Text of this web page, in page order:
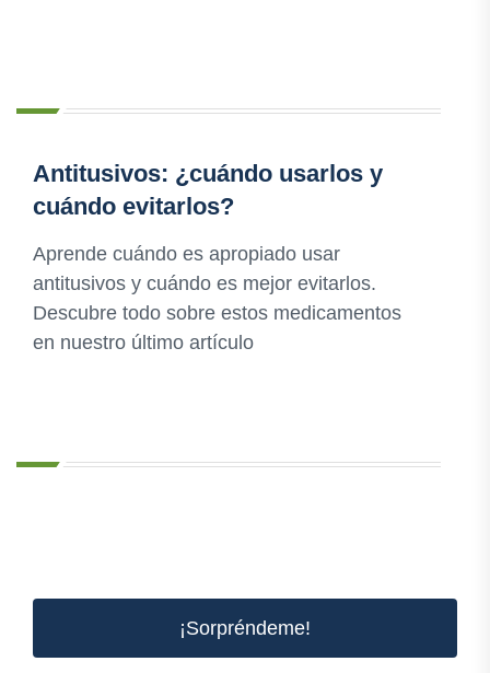
Antitusivos: ¿cuándo usarlos y
cuándo evitarlos?
Aprende cuándo es apropiado usar
antitusivos y cuándo es mejor evitarlos.
Descubre todo sobre estos medicamentos
en nuestro último artículo
¡Sorpréndeme!